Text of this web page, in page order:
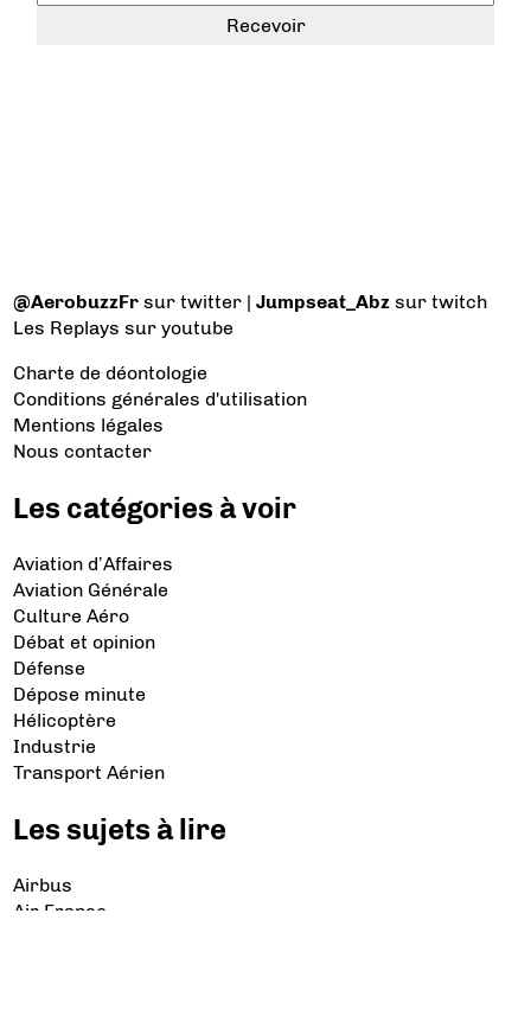
@AerobuzzFr sur twitter |Jumpseat_Abz sur twitch
Les Replays sur youtube
Charte de déontologie
Conditions générales d'utilisation
Mentions légales
Nous contacter
Les catégories à voir
Aviation d’Affaires
Aviation Générale
Culture Aéro
Débat et opinion
Défense
Dépose minute
Hélicoptère
Industrie
Transport Aérien
Les sujets à lire
Airbus
Air France